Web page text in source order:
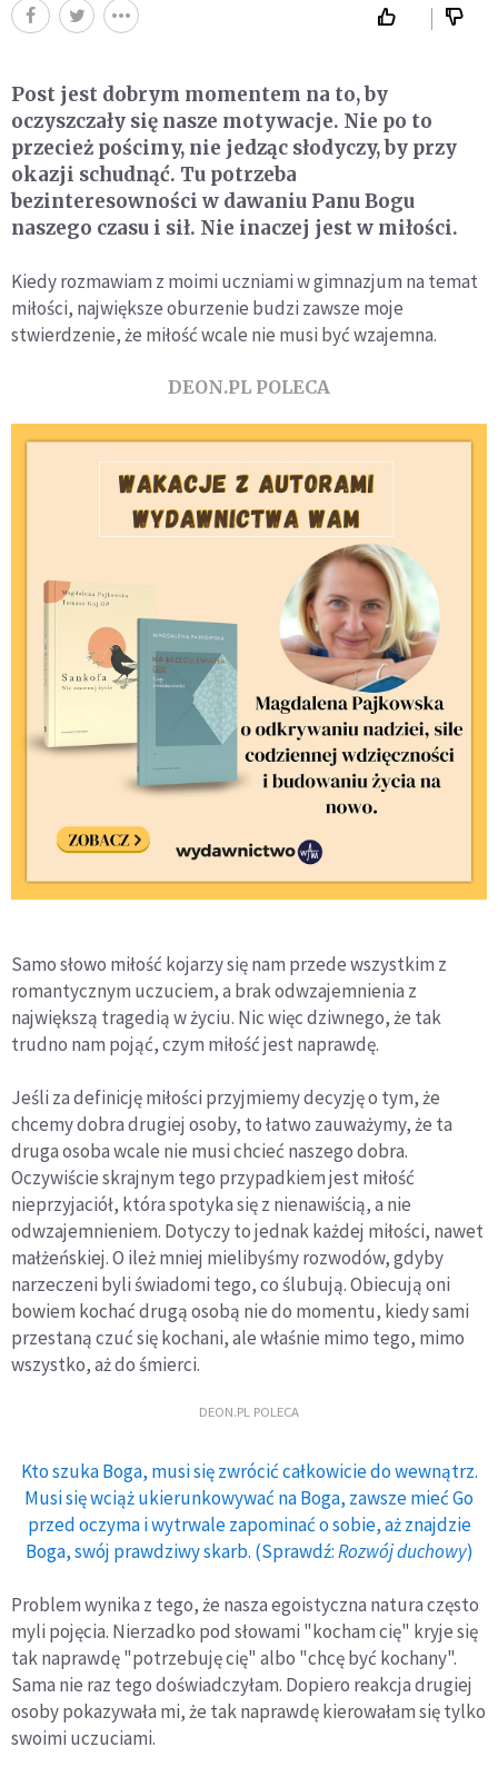
Post jest dobrym momentem na to, by
oczyszczały się nasze motywacje. Nie po to
przecież pościmy, nie jedząc słodyczy, by przy
okazji schudnąć. Tu potrzeba
bezinteresowności w dawaniu Panu Bogu
naszego czasu i sił. Nie inaczej jest w miłości.
Kiedy rozmawiam z moimi uczniami w gimnazjum na temat
miłości, największe oburzenie budzi zawsze moje
stwierdzenie, że miłość wcale nie musi być wzajemna.
DEON.PL POLECA
Samo słowo miłość kojarzy się nam przede wszystkim z
romantycznym uczuciem, a brak odwzajemnienia z
największą tragedią w życiu. Nic więc dziwnego, że tak
trudno nam pojąć, czym miłość jest naprawdę.
Jeśli za definicję miłości przyjmiemy decyzję o tym, że
chcemy dobra drugiej osoby, to łatwo zauważymy, że ta
druga osoba wcale nie musi chcieć naszego dobra.
Oczywiście skrajnym tego przypadkiem jest miłość
nieprzyjaciół, która spotyka się z nienawiścią, a nie
odwzajemnieniem. Dotyczy to jednak każdej miłości, nawet
małżeńskiej. O ileż mniej mielibyśmy rozwodów, gdyby
narzeczeni byli świadomi tego, co ślubują. Obiecują oni
bowiem kochać drugą osobą nie do momentu, kiedy sami
przestaną czuć się kochani, ale właśnie mimo tego, mimo
wszystko, aż do śmierci.
DEON.PL POLECA
Kto szuka Boga, musi się zwrócić całkowicie do wewnątrz.
Musi się wciąż ukierunkowywać na Boga, zawsze mieć Go
przed oczyma i wytrwale zapominać o sobie, aż znajdzie
Boga, swój prawdziwy skarb. (Sprawdź:Rozwój duchowy)
Problem wynika z tego, że nasza egoistyczna natura często
myli pojęcia. Nierzadko pod słowami "kocham cię" kryje się
tak naprawdę "potrzebuję cię" albo "chcę być kochany".
Sama nie raz tego doświadczyłam. Dopiero reakcja drugiej
osoby pokazywała mi, że tak naprawdę kierowałam się tylko
swoimi uczuciami.